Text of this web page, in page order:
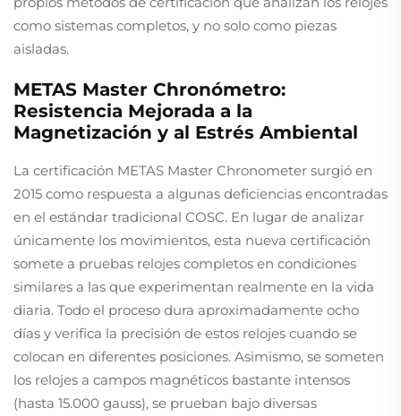
como sistemas completos, y no solo como piezas
aisladas.
METAS Master Chronómetro:
Resistencia Mejorada a la
Magnetización y al Estrés Ambiental
La certificación METAS Master Chronometer surgió en
2015 como respuesta a algunas deficiencias encontradas
en el estándar tradicional COSC. En lugar de analizar
únicamente los movimientos, esta nueva certificación
somete a pruebas relojes completos en condiciones
similares a las que experimentan realmente en la vida
diaria. Todo el proceso dura aproximadamente ocho
días y verifica la precisión de estos relojes cuando se
colocan en diferentes posiciones. Asimismo, se someten
los relojes a campos magnéticos bastante intensos
(hasta 15.000 gauss), se prueban bajo diversas